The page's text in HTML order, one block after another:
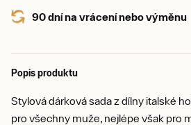
90 dní na vrácení nebo výměnu
Popis produktu
Stylová dárková sada z dílny italské
pro všechny muže, nejlépe však pro